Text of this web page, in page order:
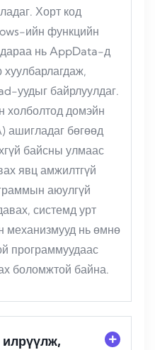
Хорт код
ийн функцийн
дараа нь AppData-д
уудыг байрлуулдаг.
холболтод домэйн
ашигладаг бөгөөд
байсны улмаас
явц амжилтгүй
аюулгүй
системд урт
механизмууд нь өмнө
программуудаас
боломжтой байна.